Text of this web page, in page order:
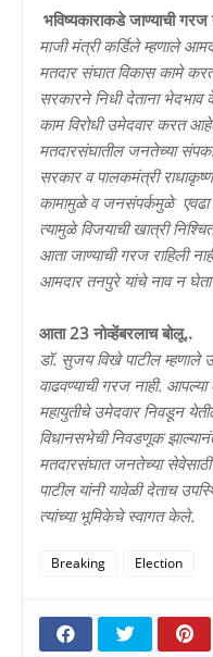
भविष्यकाराकडे जाण्याची गरज
माजी मंत्री कर्डिले म्हणाले
मतदार संघात विकास कामे
सरकारने निधी देताना
काम विरोधी उमेदवार करत
मतदारसंघातील जनतेच्या
सरकार व पालकमंत्री
कामामुळे व जनसंपर्कमुळे
त्यामुळे विजयाची खात्री
आता जाण्याची गरज राहिली
आमदार तनपुरे यांचे नाव न घेता
आता 23 नोव्हेंबरलाच बोलू..
डॉ. सुजय विखे पाटील म्हणाले
वाढवण्याची गरज नाही. आपल्या
महायुतीचे उमेदवार निवडून
विधानसभेची निवडणूक
मतदारसंघात जनतेच्या
पाटील यांनी यावेळी देताच
त्यांच्या भूमिकेचे स्वागत केले.
Breaking Election